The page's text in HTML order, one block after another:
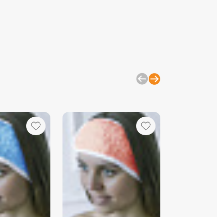
температуре не рекомендуется.
длительного воздействия прямых
чтобы цвет не выгорал.
вариант — сушка на воздухе, но
сушильную машину на
Это помогает сохранить
изделия не нуждаются в глажке,